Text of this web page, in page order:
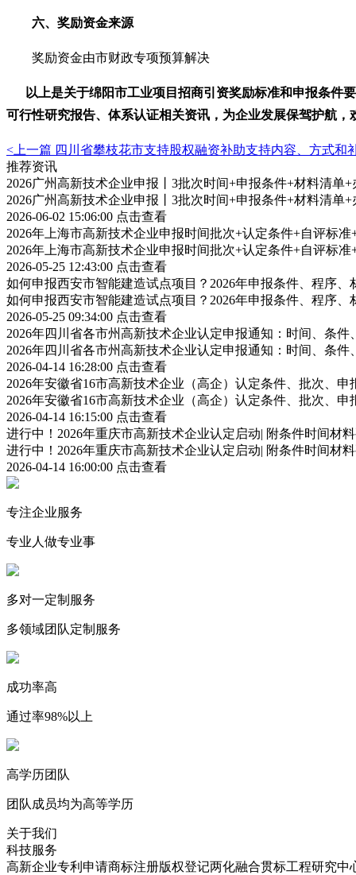
六、 奖励资金来源
奖励资金由市财政专项预算解决
以上是关于绵阳市工业项目招商引资奖励标准和申报条件
可行性研究报告、体系认证相关资讯，为企业发展保驾护航，
<上一篇 四川省攀枝花市支持股权融资补助支持内容、方式和
推荐资讯
2026广州高新技术企业申报丨3批次时间+申报条件+材料清单+
2026广州高新技术企业申报丨3批次时间+申报条件+材料清单+
2026-06-02 15:06:00 点击查看
2026年上海市高新技术企业申报时间批次+认定条件+自评标
2026年上海市高新技术企业申报时间批次+认定条件+自评标
2026-05-25 12:43:00 点击查看
如何申报西安市智能建造试点项目？2026年申报条件、程序、
如何申报西安市智能建造试点项目？2026年申报条件、程序、
2026-05-25 09:34:00 点击查看
2026年四川省各市州高新技术企业认定申报通知：时间、条
2026年四川省各市州高新技术企业认定申报通知：时间、条
2026-04-14 16:28:00 点击查看
2026年安徽省16市高新技术企业（高企）认定条件、批次、申
2026年安徽省16市高新技术企业（高企）认定条件、批次、申
2026-04-14 16:15:00 点击查看
进行中！2026年重庆市高新技术企业认定启动| 附条件时间材
进行中！2026年重庆市高新技术企业认定启动| 附条件时间材
2026-04-14 16:00:00 点击查看
专注企业服务
专业人做专业事
多对一定制服务
多领域团队定制服务
成功率高
通过率98%以上
高学历团队
团队成员均为高等学历
关于我们
科技服务
高新企业专利申请商标注册版权登记两化融合贯标工程研究中